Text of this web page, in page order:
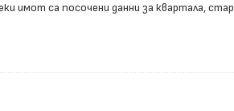
имот са посочени данни за квартала, стар